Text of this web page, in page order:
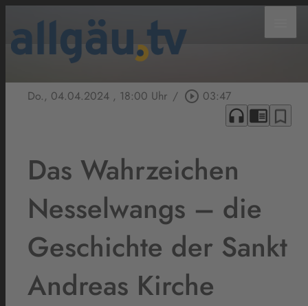
Do., 04.04.2024 , 18:00 Uhr / play_circle_outline 03:47
headphones chrome_reader_mode bookmark_border
Das Wahrzeichen
Nesselwangs – die
Geschichte der Sankt
Andreas Kirche